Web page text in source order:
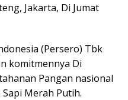
Jakarta, Di Jumat
(Persero) Tbk
komitmennya Di
Pangan nasional
Merah Putih.